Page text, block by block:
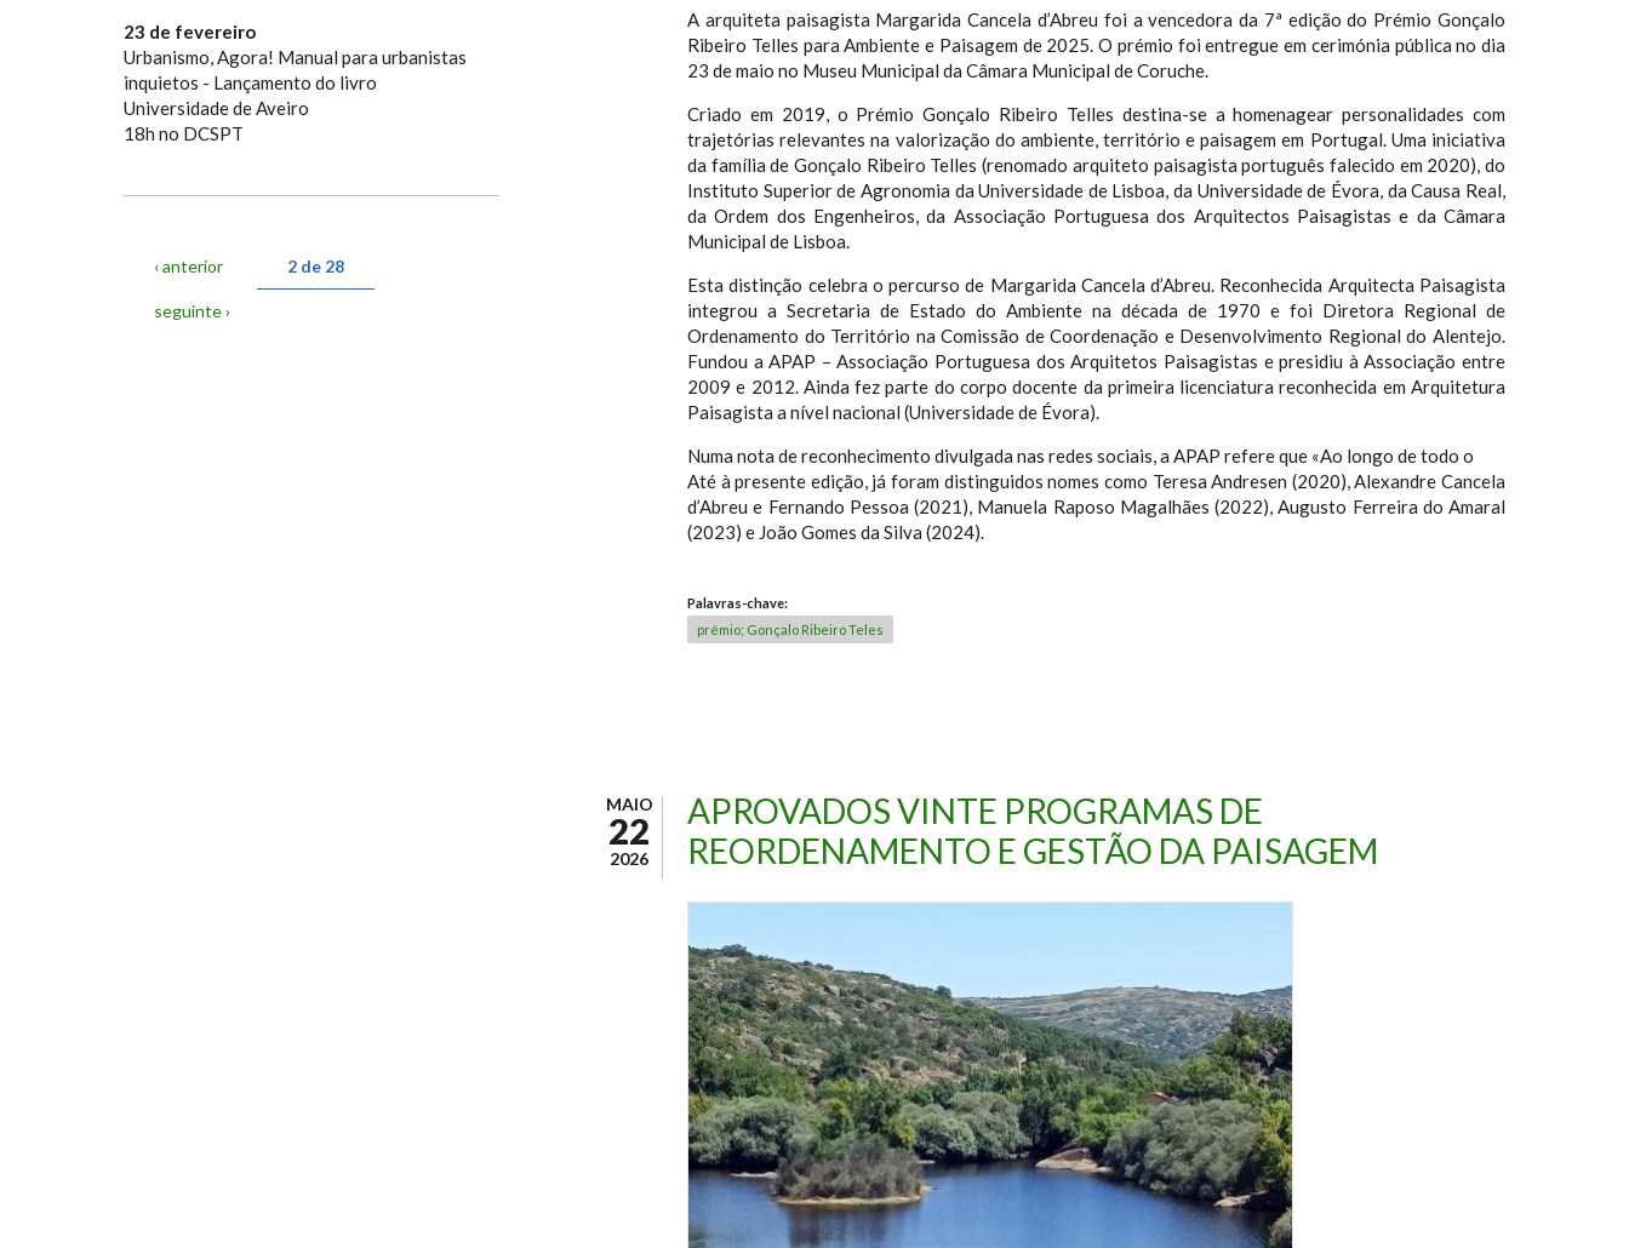
23 de fevereiro
Urbanismo, Agora! Manual para urbanistas
inquietos - Lançamento do livro
Universidade de Aveiro
18h no DCSPT
‹ anterior 2 de 28
seguinte ›
A arquiteta paisagista Margarida Cancela d’Abreu foi a vencedora da 7ª edição do Prémio Gonçalo
Ribeiro Telles para Ambiente e Paisagem de 2025. O prémio foi entregue em cerimónia pública no dia
23 de maio no Museu Municipal da Câmara Municipal de Coruche.
Criado em 2019, o Prémio Gonçalo Ribeiro Telles destina-se a homenagear personalidades com
trajetórias relevantes na valorização do ambiente, território e paisagem em Portugal. Uma iniciativa
da família de Gonçalo Ribeiro Telles (renomado arquiteto paisagista português falecido em 2020), do
Instituto Superior de Agronomia da Universidade de Lisboa, da Universidade de Évora, da Causa Real,
da Ordem dos Engenheiros, da Associação Portuguesa dos Arquitectos Paisagistas e da Câmara
Municipal de Lisboa.
Esta distinção celebra o percurso de Margarida Cancela d’Abreu. Reconhecida Arquitecta Paisagista
integrou a Secretaria de Estado do Ambiente na década de 1970 e foi Diretora Regional de
Ordenamento do Território na Comissão de Coordenação e Desenvolvimento Regional do Alentejo.
Fundou a APAP – Associação Portuguesa dos Arquitetos Paisagistas e presidiu à Associação entre
2009 e 2012. Ainda fez parte do corpo docente da primeira licenciatura reconhecida em Arquitetura
Paisagista a nível nacional (Universidade de Évora).
Numa nota de reconhecimento divulgada nas redes sociais, a APAP refere que «Ao longo de todo o
Até à presente edição, já foram distinguidos nomes como Teresa Andresen (2020), Alexandre Cancela
d’Abreu e Fernando Pessoa (2021), Manuela Raposo Magalhães (2022), Augusto Ferreira do Amaral
(2023) e João Gomes da Silva (2024).
Palavras-chave:
prémio; Gonçalo Ribeiro Teles
MAIO
22
2026
APROVADOS VINTE PROGRAMAS DE
REORDENAMENTO E GESTÃO DA PAISAGEM